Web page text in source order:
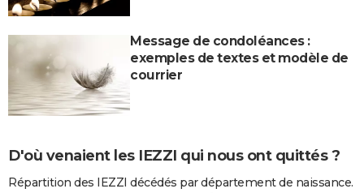
Message de condoléances :
exemples de textes et modèle de
courrier
D'où venaient les IEZZI qui nous ont quittés ?
Répartition des IEZZI décédés par département de naissance.